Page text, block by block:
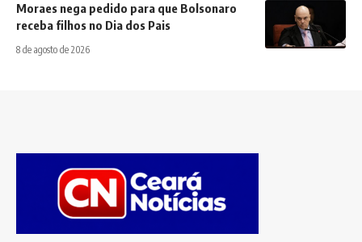
Moraes nega pedido para que Bolsonaro
receba filhos no Dia dos Pais
8 de agosto de 2026